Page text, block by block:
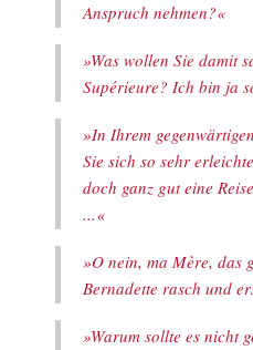
Anspruch nehmen?«
»Was wollen Sie damit
Supérieure? Ich bin ja
»In Ihrem
Sie sich so sehr
doch ganz gut eine
...«
»O nein, ma Mère, das
Bernadette rasch und
»Warum sollte es nicht